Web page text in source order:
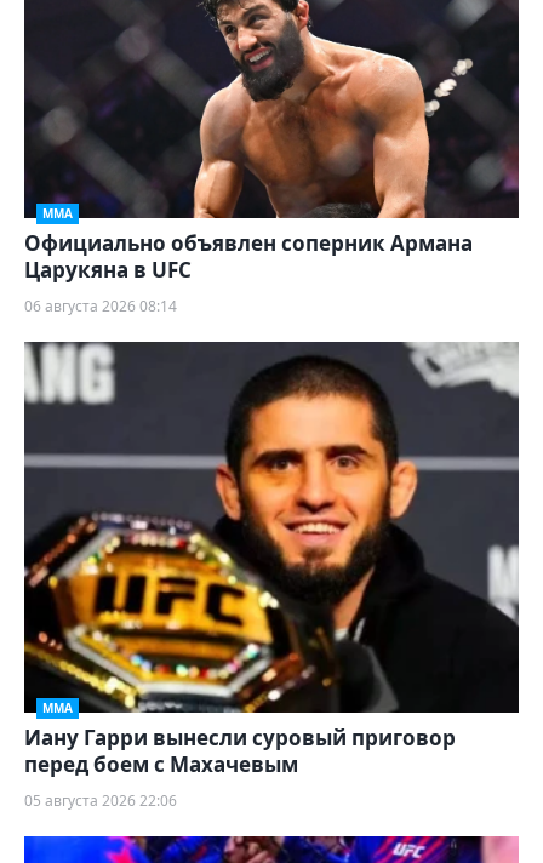
ММА
Официально объявлен соперник Армана
Царукяна в UFC
06 августа 2026 08:14
ММА
Иану Гарри вынесли суровый приговор
перед боем с Махачевым
05 августа 2026 22:06